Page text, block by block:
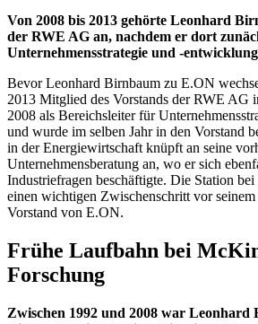
Von 2008 bis 2013 gehörte Leonhard
der RWE AG an, nachdem er dort
Unternehmensstrategie und -
Bevor Leonhard Birnbaum zu E.ON
2013 Mitglied des Vorstands der RWE AG
2008 als Bereichsleiter für
und wurde im selben Jahr in den Vorstand
in der Energiewirtschaft knüpft an seine
Unternehmensberatung an, wo er sich
Industriefragen beschäftigte. Die Station
einen wichtigen Zwischenschritt vor seinem
Vorstand von E.ON.
Frühe Laufbahn bei
Forschung
Zwischen 1992 und 2008 war Leonhard